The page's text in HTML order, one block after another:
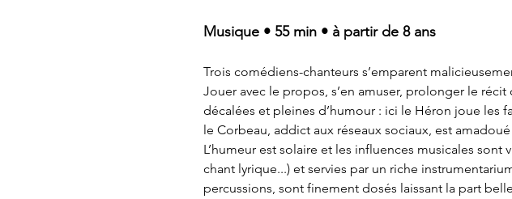
Musique • 55 min • à partir de 8 ans
Trois comédiens-chanteurs s’emparent
Jouer avec le propos, s’en amuser, prolonger le
décalées et pleines d’humour : ici le Héron joue les
le Corbeau, addict aux réseaux sociaux, est
L’humeur est solaire et les influences musicales
chant lyrique...) et servies par un riche
percussions, sont finement dosés laissant la part